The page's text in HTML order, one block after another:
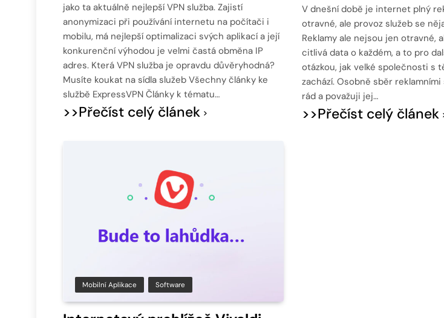
jako ta aktuálně nejlepší VPN služba. Zajistí
anonymizaci při používání internetu na počítači i
mobilu, má nejlepší optimalizaci svých aplikací a její
konkurenční výhodou je velmi častá obměna IP
adres. Která VPN služba je opravdu důvěryhodná?
Musíte koukat na sídla služeb Všechny články ke
službě ExpressVPN Články k tématu…
>>Přečíst celý článek
V dnešní době je internet plný
otravné, ale provoz služeb se
Reklamy ale nejsou jen otravné,
citlivá data o každém, a to pro
otázkou, jak velké společnosti s
zachází. Osobně sběr
rád a považuji jej…
>>Přečíst celý článek
Mobilní Aplikace Software